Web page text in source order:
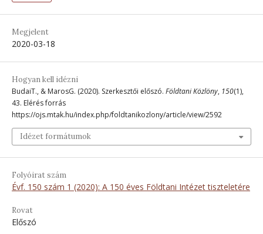
Megjelent
2020-03-18
Hogyan kell idézni
BudaiT., & MarosG. (2020). Szerkesztői előszó. Földtani Közlöny, 150(1),
43. Elérés forrás
https://ojs.mtak.hu/index.php/foldtanikozlony/article/view/2592
Idézet formátumok
Folyóirat szám
Évf. 150 szám 1 (2020): A 150 éves Földtani Intézet tiszteletére
Rovat
Előszó